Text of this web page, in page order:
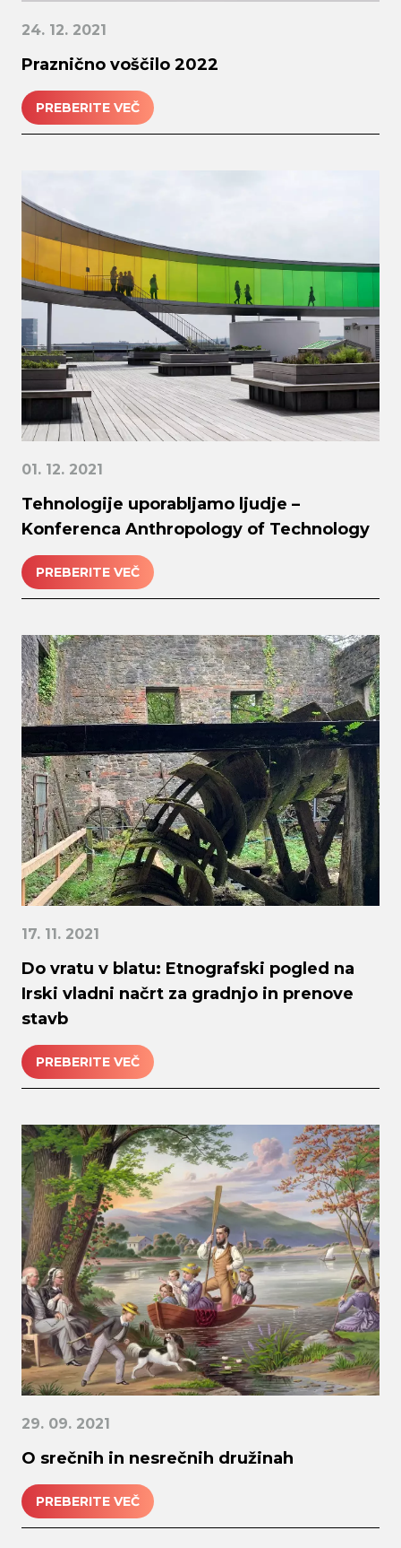
24. 12. 2021
Praznično voščilo 2022
PREBERITE VEČ
01. 12. 2021
Tehnologije uporabljamo ljudje –
Konferenca Anthropology of Technology
PREBERITE VEČ
17. 11. 2021
Do vratu v blatu: Etnografski pogled na
Irski vladni načrt za gradnjo in prenove
stavb
PREBERITE VEČ
29. 09. 2021
O srečnih in nesrečnih družinah
PREBERITE VEČ